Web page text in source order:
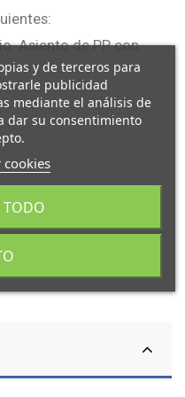
Asiento de PP con
y de terceros para
publicidad
mediante el análisis de
dar su consentimiento
cookies
TODO